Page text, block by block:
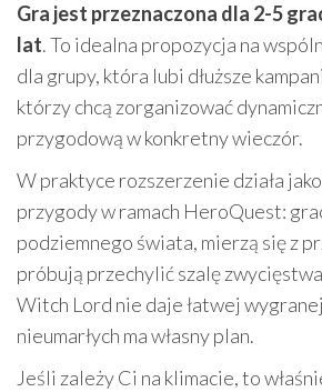
Gra jest przeznaczona dla 2-5
lat. To idealna propozycja na
dla grupy, która lubi dłuższe
którzy chcą zorganizować
przygodową w konkretny wieczór.
W praktyce rozszerzenie działa
przygody w ramach HeroQuest:
podziemnego świata, mierzą się z
próbują przechylić szalę
Witch Lord nie daje łatwej
nieumarłych ma własny plan.
Jeśli zależy Ci na klimacie, to